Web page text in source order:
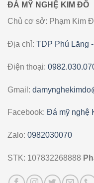
ĐÁ MỸ NGHỆ KIM ĐÔ
Chủ cơ sở: Phạm Kim
Địa chỉ: TDP Phú Lăng
Điện thoại:
Gmail:
Facebook: Đá mỹ nghệ
Zalo: 0982030070
STK: 107832268888